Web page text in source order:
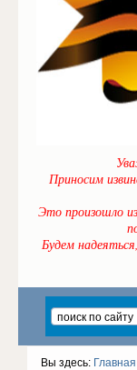
Приносим
Это произошло
Будем
Вы здесь: Главная